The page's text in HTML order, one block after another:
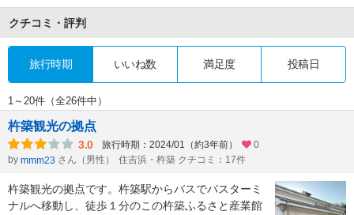
クチコミ・評判
旅行時期 いいね数 満足度 投稿日
1～20件（全26件中）
杵築観光の拠点
3.0 旅行時期：2024/01（約3年前）
0
by mmm23 さん（男性） 住吉浜・杵築 クチコミ：17件
杵築観光の拠点です。杵築駅からバスでバスターミ
ナルへ移動し、徒歩１分のこの杵築ふるさと産業館